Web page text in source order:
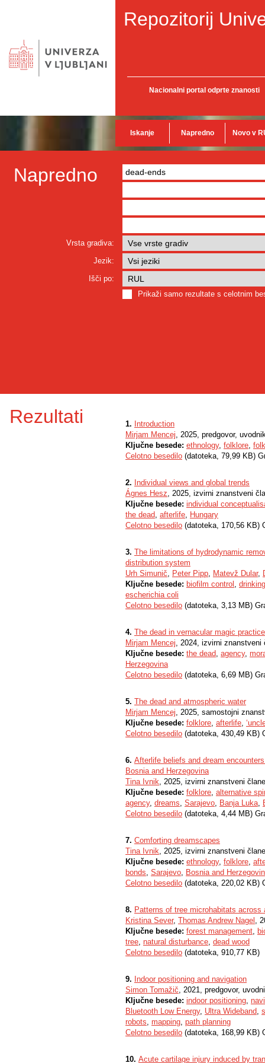
Repozitorij
Nacionalni portal odprte znanosti
Iskanje Napredno Novo v
Napredno
Vrsta gradiva:
Jezik:
Išči po:
Prikaži samo rezultate s celotnim
Rezultati 1. Introduction
Mirjam Mencej, 2025, predgovor,
Ključne besede: ethnology, folklore,
Celotno besedilo (datoteka, 79,99 KB)
2. Individual views and global trends
Ágnes Hesz, 2025, izvirni znanstveni
Ključne besede: individual
the dead, afterlife, Hungary
Celotno besedilo (datoteka, 170,56 KB)
3. The limitations of hydrodynamic
distribution system
Urh Simunič, Peter Pipp, Matevž Dular,
Ključne besede: biofilm control ,
escherichia coli
Celotno besedilo (datoteka, 3,13 MB)
4. The dead in vernacular magic
Mirjam Mencej, 2024, izvirni znanstveni
Ključne besede: the dead, agency,
Herzegovina
Celotno besedilo (datoteka, 6,69 MB)
5. The dead and atmospheric water
Mirjam Mencej, 2025, samostojni
Ključne besede: folklore, afterlife,
Celotno besedilo (datoteka, 430,49 KB)
6. Afterlife beliefs and dream
Bosnia and Herzegovina
Tina Ivnik, 2025, izvirni znanstveni
Ključne besede: folklore, alternative
agency, dreams, Sarajevo, Banja Luka,
Celotno besedilo (datoteka, 4,44 MB)
7. Comforting dreamscapes
Tina Ivnik, 2025, izvirni znanstveni
Ključne besede: ethnology, folklore,
bonds, Sarajevo, Bosnia and
Celotno besedilo (datoteka, 220,02 KB)
8. Patterns of tree microhabitats
Kristina Sever, Thomas Andrew Nagel ,
Ključne besede: forest management,
tree, natural disturbance, dead wood
Celotno besedilo (datoteka, 910,77 KB)
9. Indoor positioning and navigation
Simon Tomažič, 2021, predgovor,
Ključne besede: indoor positioning,
Bluetooth Low Energy, Ultra Wideband,
robots, mapping, path planning
Celotno besedilo (datoteka, 168,99 KB)
10. Acute cartilage injury induced by